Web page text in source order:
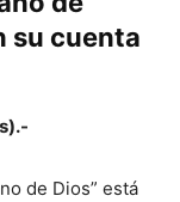
su cuenta
de Dios” está